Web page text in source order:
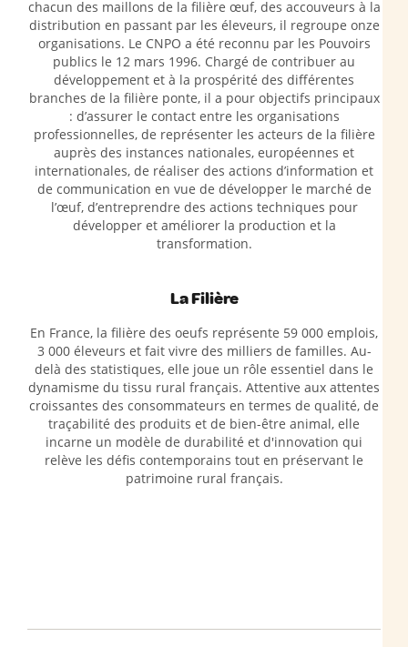
chacun des maillons de la filière œuf, des accouveurs à la
distribution en passant par les éleveurs, il regroupe onze
organisations. Le CNPO a été reconnu par les Pouvoirs
publics le 12 mars 1996. Chargé de contribuer au
développement et à la prospérité des différentes
branches de la filière ponte, il a pour objectifs principaux
: d’assurer le contact entre les organisations
professionnelles, de représenter les acteurs de la filière
auprès des instances nationales, européennes et
internationales, de réaliser des actions d’information et
de communication en vue de développer le marché de
l’œuf, d’entreprendre des actions techniques pour
développer et améliorer la production et la
transformation.
La Filière
En France, la filière des oeufs représente 59 000 emplois,
3 000 éleveurs et fait vivre des milliers de familles. Au-
delà des statistiques, elle joue un rôle essentiel dans le
dynamisme du tissu rural français. Attentive aux attentes
croissantes des consommateurs en termes de qualité, de
traçabilité des produits et de bien-être animal, elle
incarne un modèle de durabilité et d'innovation qui
relève les défis contemporains tout en préservant le
patrimoine rural français.